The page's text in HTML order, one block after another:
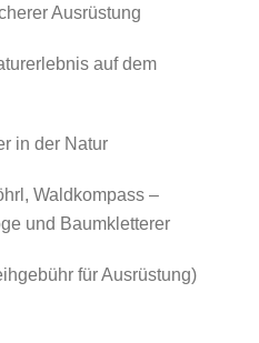
Ausrüstung
auf dem
in der Natur
Waldkompass –
und Baumkletterer
für Ausrüstung)